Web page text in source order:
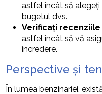
astfel încât să alegeți
bugetul dvs.
Verificați
astfel încât să vă
încredere.
Perspective și
În lumea benzinariei,